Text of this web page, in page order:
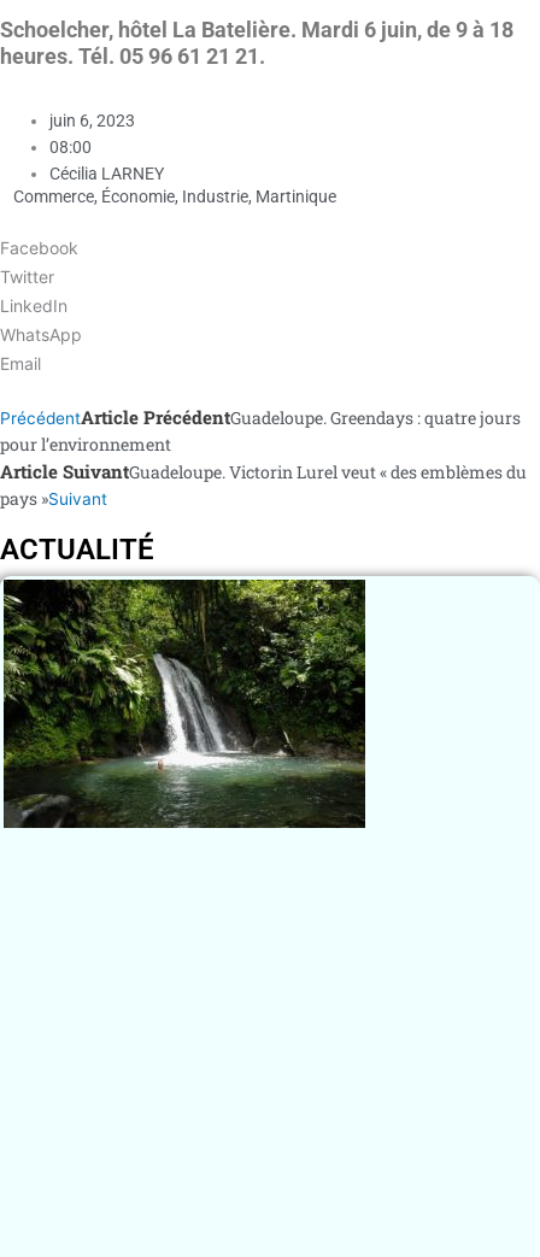
Schoelcher, hôtel La Batelière. Mardi 6 juin, de 9 à 18
heures. Tél. 05 96 61 21 21.
juin 6, 2023
08:00
Cécilia LARNEY
Commerce, Économie, Industrie, Martinique
Facebook
Twitter
LinkedIn
WhatsApp
Email
PrécédentArticle PrécédentGuadeloupe. Greendays : quatre jours
pour l’environnement
Article SuivantGuadeloupe. Victorin Lurel veut « des emblèmes du
pays »Suivant
ACTUALITÉ